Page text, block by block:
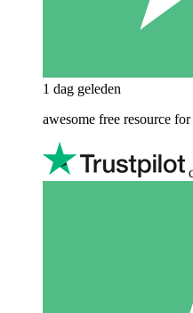
1 dag geleden
awesome free resource